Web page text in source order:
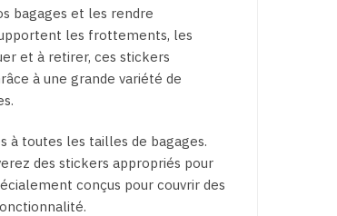
bagages et les rendre
les frottements, les
et à retirer, ces stickers
à une grande variété de
à toutes les tailles de bagages.
des stickers appropriés pour
conçus pour couvrir des